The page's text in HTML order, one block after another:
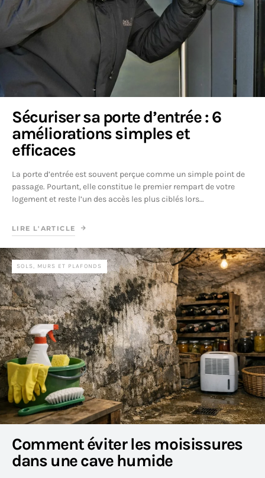
Sécuriser sa porte d’entrée : 6
améliorations simples et
efficaces
La porte d’entrée est souvent perçue comme un simple point de
passage. Pourtant, elle constitue le premier rempart de votre
logement et reste l’un des accès les plus ciblés lors…
LIRE L'ARTICLE
SOLS, MURS ET PLAFONDS
Comment éviter les moisissures
dans une cave humide